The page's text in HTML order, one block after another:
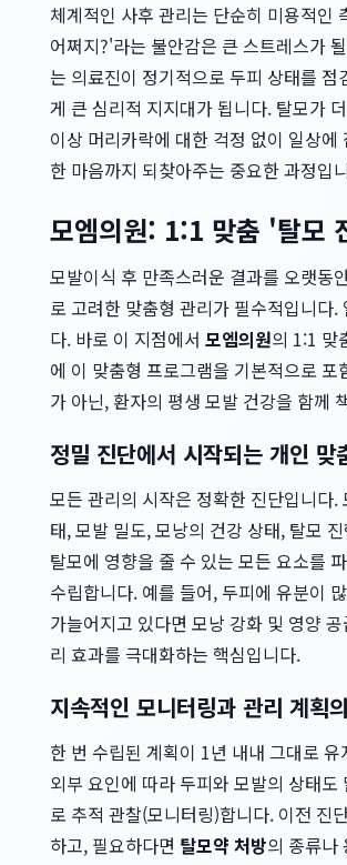
체계적인 사후 관리는 단순히 미용적인
어쩌지?'라는 불안감은 큰 스트레스가
는 의료진이 정기적으로 두피 상태를
게 큰 심리적 지지대가 됩니다. 탈모가
이상 머리카락에 대한 걱정 없이 일상
한 마음까지 되찾아주는 중요한 과정입
모엠의원: 1:1 맞춤 '탈모
모발이식 후 만족스러운 결과를 오랫동
로 고려한 맞춤형 관리가 필수적입니다
다. 바로 이 지점에서 모엠의원의 1:1 맞
에 이 맞춤형 프로그램을 기본적으로
가 아닌, 환자의 평생 모발 건강을 함께
정밀 진단에서 시작되는 개인 맞
모든 관리의 시작은 정확한 진단입니다
태, 모발 밀도, 모낭의 건강 상태, 탈모
탈모에 영향을 줄 수 있는 모든 요소를
수립합니다. 예를 들어, 두피에 유분이
가늘어지고 있다면 모낭 강화 및 영양
리 효과를 극대화하는 핵심입니다.
지속적인 모니터링과 관리 계획
한 번 수립된 계획이 1년 내내 그대로
외부 요인에 따라 두피와 모발의 상태
로 추적 관찰(모니터링)합니다. 이전 진
하고, 필요하다면 탈모약 처방의 종류나